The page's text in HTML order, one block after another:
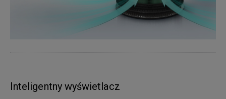
Inteligentny wyświetlacz